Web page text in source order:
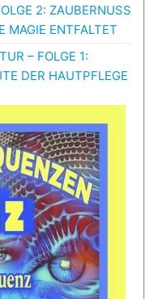
2: ZAUBERNUSS
MAGIE ENTFALTET
– FOLGE 1:
DER HAUTPFLEGE